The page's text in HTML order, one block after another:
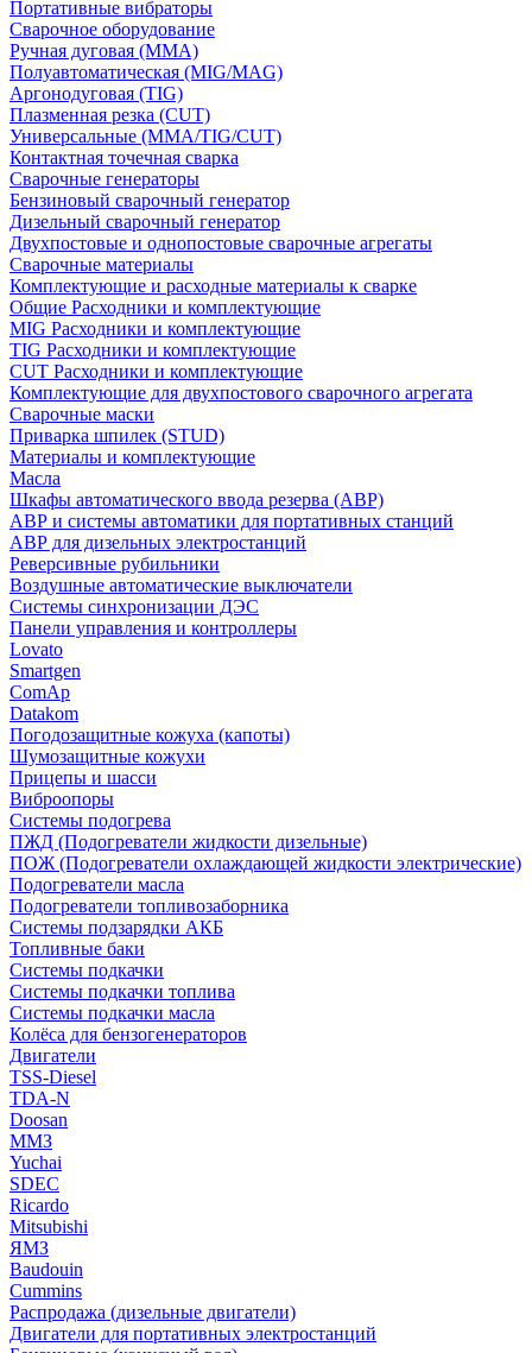
Портативные вибраторы
Сварочное оборудование
Ручная дуговая (MMA)
Полуавтоматическая (MIG/MAG)
Аргонодуговая (TIG)
Плазменная резка (CUT)
Универсальные (MMA/TIG/CUT)
Контактная точечная сварка
Сварочные генераторы
Бензиновый сварочный генератор
Дизельный сварочный генератор
Двухпостовые и однопостовые сварочные агрегаты
Сварочные материалы
Комплектующие и расходные материалы к сварке
Общие Расходники и комплектующие
MIG Расходники и комплектующие
TIG Расходники и комплектующие
CUT Расходники и комплектующие
Комплектующие для двухпостового сварочного агрегата
Сварочные маски
Приварка шпилек (STUD)
Материалы и комплектующие
Масла
Шкафы автоматического ввода резерва (АВР)
АВР и системы автоматики для портативных станций
АВР для дизельных электростанций
Реверсивные рубильники
Воздушные автоматические выключатели
Системы синхронизации ДЭС
Панели управления и контроллеры
Lovato
Smartgen
ComAp
Datakom
Погодозащитные кожуха (капоты)
Шумозащитные кожухи
Прицепы и шасси
Виброопоры
Системы подогрева
ПЖД (Подогреватели жидкости дизельные)
ПОЖ (Подогреватели охлаждающей жидкости электрические)
Подогреватели масла
Подогреватели топливозаборника
Системы подзарядки АКБ
Топливные баки
Системы подкачки
Системы подкачки топлива
Системы подкачки масла
Колёса для бензогенераторов
Двигатели
TSS-Diesel
TDA-N
Doosan
ММЗ
Yuchai
SDEC
Ricardo
Mitsubishi
ЯМЗ
Baudouin
Cummins
Распродажа (дизельные двигатели)
Двигатели для портативных электростанций